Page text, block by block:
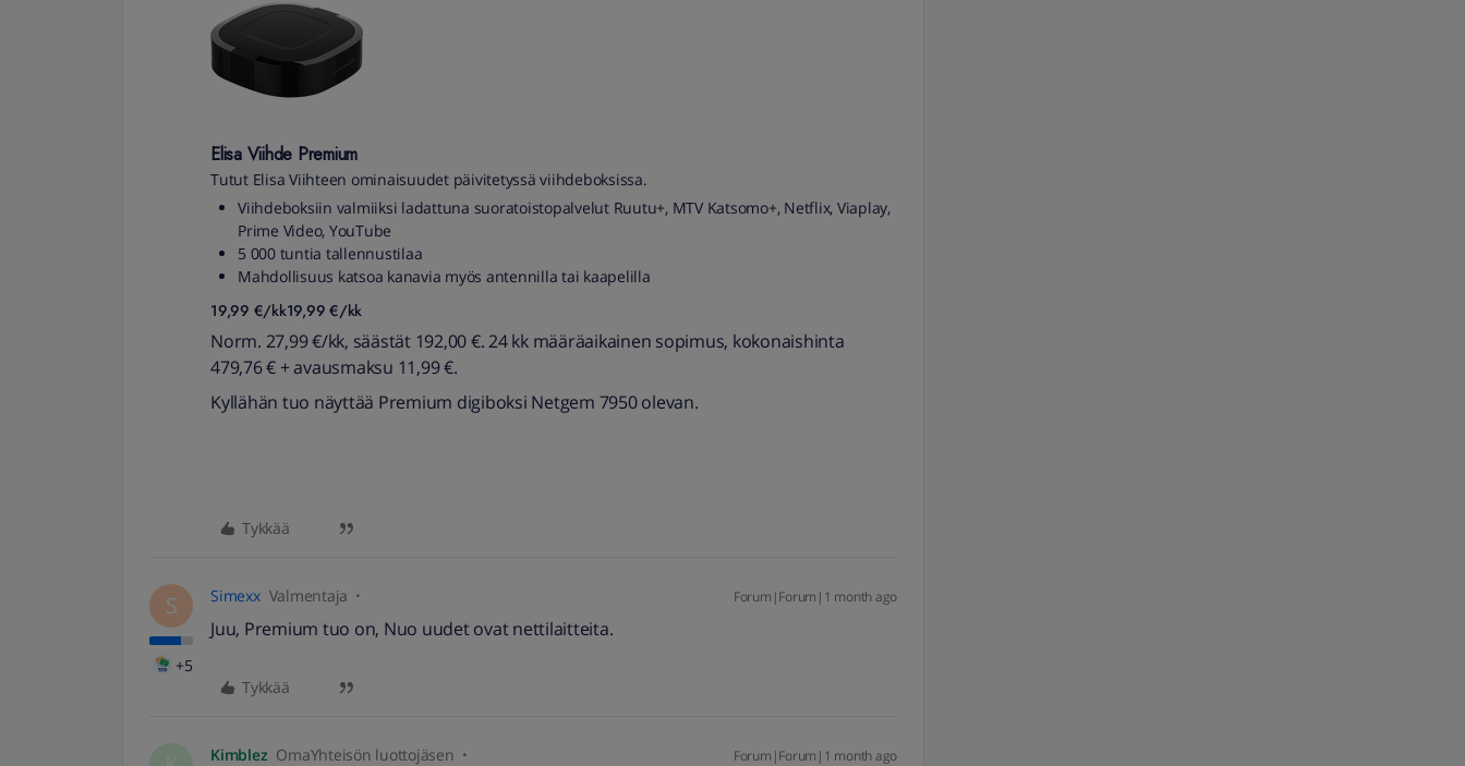
Elisa Viihde Premium
Tutut Elisa Viihteen ominaisuudet päivitetyssä viihdeboksissa.
Viihdeboksiin valmiiksi ladattuna suoratoistopalvelut Ruutu+, MTV Katsomo+, Netflix, Viaplay,
Prime Video, YouTube
5 000 tuntia tallennustilaa
Mahdollisuus katsoa kanavia myös antennilla tai kaapelilla
19,99 €/kk19,99 €/kk
Norm. 27,99 €/kk, säästät 192,00 €. 24 kk määräaikainen sopimus, kokonaishinta
479,76 € + avausmaksu 11,99 €.
Kyllähän tuo näyttää Premium digiboksi Netgem 7950 olevan.
Tykkää
S
+5
Simexx Valmentaja Forum|Forum|1 month ago
Juu, Premium tuo on, Nuo uudet ovat nettilaitteita.
Tykkää
Kimblez OmaYhteisön luottojäsen Forum|Forum|1 month ago